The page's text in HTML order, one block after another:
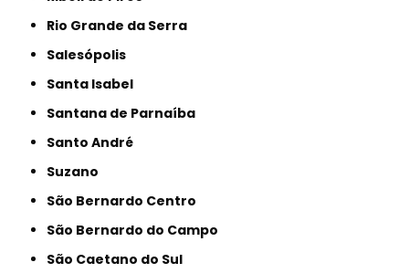
Rio Grande da Serra
Salesópolis
Santa Isabel
Santana de Parnaíba
Santo André
Suzano
São Bernardo Centro
São Bernardo do Campo
São Caetano do Sul